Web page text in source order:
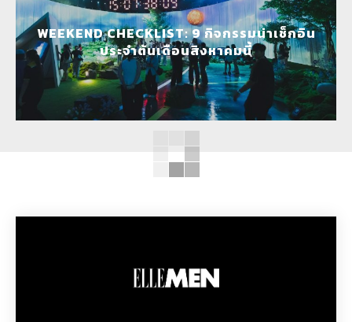
WEEKEND CHECKLIST: 9 กิจกรรมน่าเช็กอิน
ประจำต้นเดือนสิงหาคมนี้